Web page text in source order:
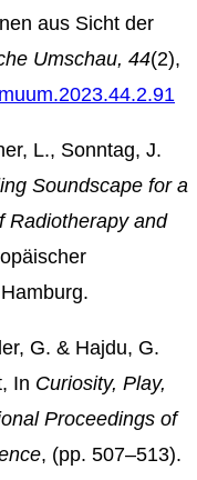
aus Sicht der
Umschau, 44(2),
, L., Sonntag, J.
Soundscape for a
Radiotherapy and
r
Hamburg.
G. & Hajdu, G.
In Curiosity, Play,
Proceedings of
, (pp. 507–513).